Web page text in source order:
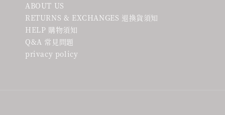
ABOUT US
RETURNS & EXCHANGES 退換貨須知
HELP 購物須知
Q&A 常見問題
privacy policy